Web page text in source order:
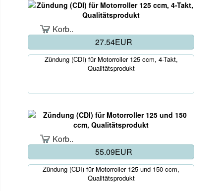
Korb..
27.54EUR
Zündung (CDI) für Motorroller 125 ccm, 4-Takt,
Qualitätsprodukt
Korb..
55.09EUR
Zündung (CDI) für Motorroller 125 und 150 ccm,
Qualitätsprodukt